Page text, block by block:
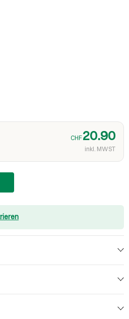
CHF20.90
inkl. MWST